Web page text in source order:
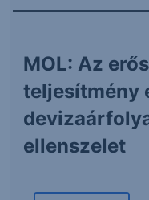
MOL: Az
teljesítmény
ellenszelet